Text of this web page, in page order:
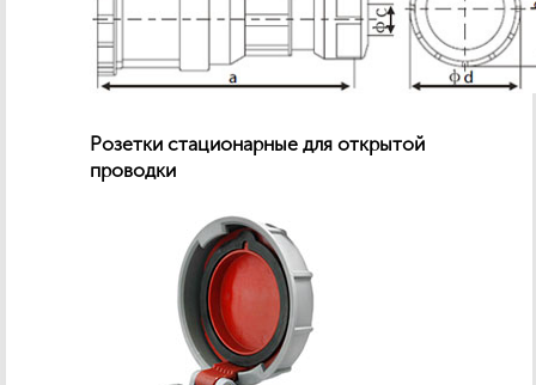
Розетки стационарные для открытой
проводки